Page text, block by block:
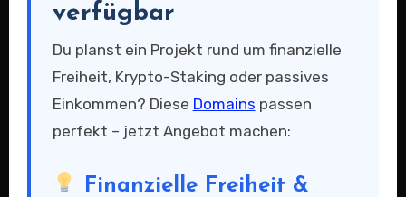
verfügbar
Du planst ein Projekt rund um finanzielle
Freiheit, Krypto-Staking oder passives
Einkommen? Diese Domains passen
perfekt – jetzt Angebot machen:
Finanzielle Freiheit &